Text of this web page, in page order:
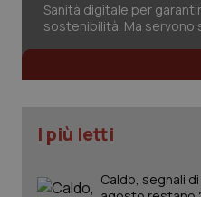
Sanità digitale per
sostenibilità. Ma servono
I più letti
Caldo, segnali